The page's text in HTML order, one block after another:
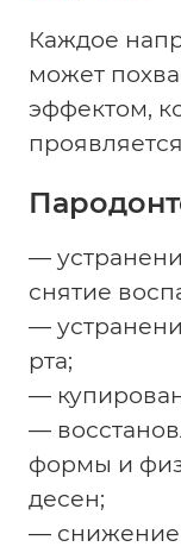
Каждое
может
эффектом,
—
снятие
—
рта;
—
—
формы и
десен;
— снижение